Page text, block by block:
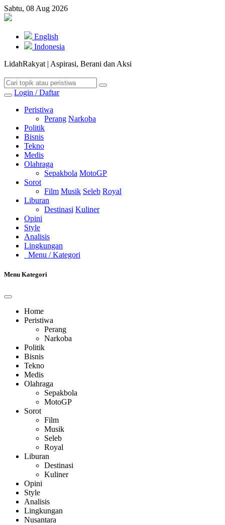
Sabtu, 08 Aug 2026
English
Indonesia
LidahRakyat | Aspirasi, Berani dan Aksi
Login / Daftar
Peristiwa
Perang Narkoba
Politik
Bisnis
Tekno
Medis
Olahraga
Sepakbola MotoGP
Sorot
Film Musik Seleb Royal
Liburan
Destinasi Kuliner
Opini
Style
Analisis
Lingkungan
Menu / Kategori
Menu Kategori
Home
Peristiwa
Perang
Narkoba
Politik
Bisnis
Tekno
Medis
Olahraga
Sepakbola
MotoGP
Sorot
Film
Musik
Seleb
Royal
Liburan
Destinasi
Kuliner
Opini
Style
Analisis
Lingkungan
Nusantara